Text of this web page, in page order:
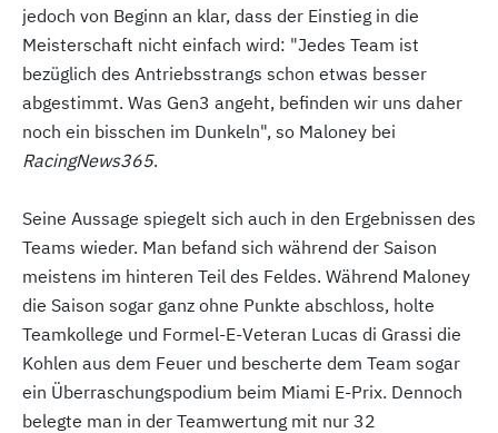
jedoch von Beginn an klar, dass der Einstieg in die
Meisterschaft nicht einfach wird: "Jedes Team ist
bezüglich des Antriebsstrangs schon etwas besser
abgestimmt. Was Gen3 angeht, befinden wir uns daher
noch ein bisschen im Dunkeln", so Maloney bei
RacingNews365.
Seine Aussage spiegelt sich auch in den Ergebnissen des
Teams wieder. Man befand sich während der Saison
meistens im hinteren Teil des Feldes. Während Maloney
die Saison sogar ganz ohne Punkte abschloss, holte
Teamkollege und Formel-E-Veteran Lucas di Grassi die
Kohlen aus dem Feuer und bescherte dem Team sogar
ein Überraschungspodium beim Miami E-Prix. Dennoch
belegte man in der Teamwertung mit nur 32